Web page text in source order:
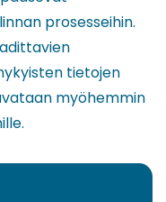
prosesseihin.
tietojen
myöhemmin